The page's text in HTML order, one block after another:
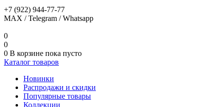
+7 (922) 944-77-77
MAX / Telegram / Whatsapp
0
0
0 В корзине пока пусто
Каталог товаров
Новинки
Распродажи и скидки
Популярные товары
Коллекции